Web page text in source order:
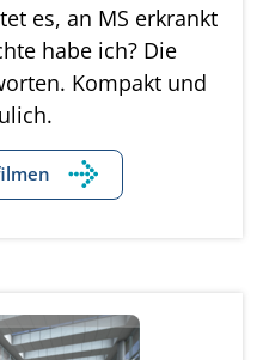
es, an MS erkrankt
habe ich? Die
Kompakt und